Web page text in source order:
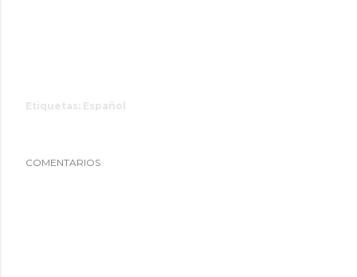
Etiquetas: Español
COMENTARIOS